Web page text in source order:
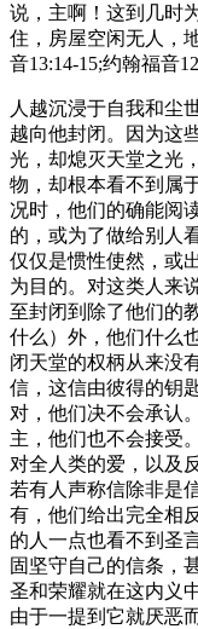
说，主啊！这到几时
住，房屋空闲无人，
音13:14-15;约翰福音
人越沉浸于自我和尘
越向他封闭。因为这
光，却熄灭天堂之光
物，却根本看不到属
况时，他们的确能阅
的，或为了做给别人
仅仅是惯性使然，或
为目的。对这类人来
至封闭到除了他们的
什么）外，他们什么
闭天堂的权柄从来没
信，这信由彼得的钥
对，他们决不会承认
主，他们也不会接受
对全人类的爱，以及
若有人声称信除非是
有，他们给出完全相
的人一点也看不到圣
固坚守自己的信条，
圣和荣耀就在这内义
由于一提到它就厌恶